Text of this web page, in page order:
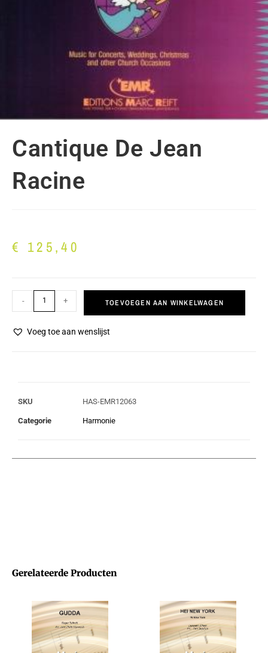
Cantique De Jean
Racine
€ 125,40
- + TOEVOEGEN AAN WINKELWAGEN
Voeg toe aan wenslijst
SKU HAS-EMR12063
Categorie Harmonie
Gerelateerde Producten